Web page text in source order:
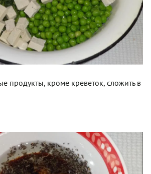
продукты, кроме креветок, сложить в